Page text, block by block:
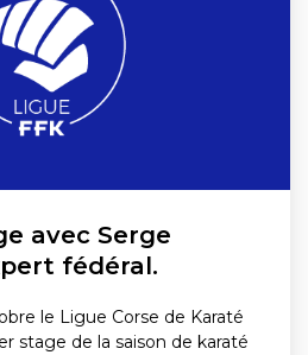
avec Serge
fédéral.
le Ligue Corse de Karaté
stage de la saison de karaté